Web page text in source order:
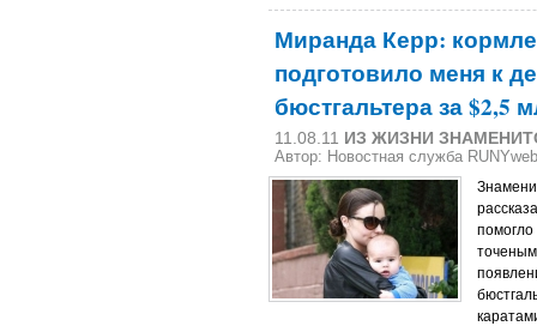
Миранда Керр:
подготовило меня к
бюстгальтера за $2,5
11.08.11 ИЗ ЖИЗНИ
Автор: Новостная служба RUNYweb